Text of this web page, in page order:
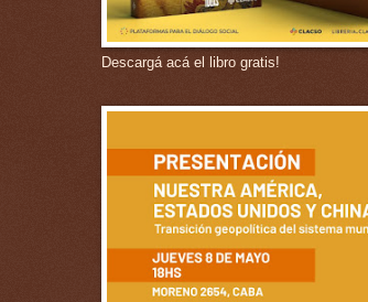
Descargá acá el libro gratis!